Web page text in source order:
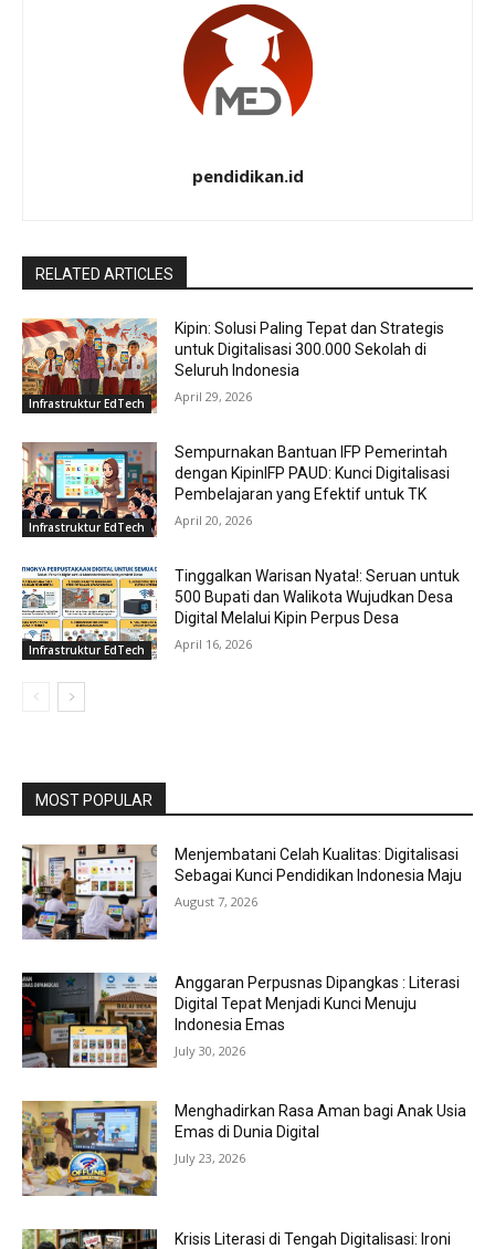
pendidikan.id
RELATED ARTICLES
Infrastruktur EdTech
Kipin: Solusi Paling Tepat dan Strategis
untuk Digitalisasi 300.000 Sekolah di
Seluruh Indonesia
April 29, 2026
Infrastruktur EdTech
Sempurnakan Bantuan IFP Pemerintah
dengan KipinIFP PAUD: Kunci Digitalisasi
Pembelajaran yang Efektif untuk TK
April 20, 2026
Infrastruktur EdTech
Tinggalkan Warisan Nyata!: Seruan untuk
500 Bupati dan Walikota Wujudkan Desa
Digital Melalui Kipin Perpus Desa
April 16, 2026
MOST POPULAR
Menjembatani Celah Kualitas: Digitalisasi
Sebagai Kunci Pendidikan Indonesia Maju
August 7, 2026
Anggaran Perpusnas Dipangkas : Literasi
Digital Tepat Menjadi Kunci Menuju
Indonesia Emas
July 30, 2026
Menghadirkan Rasa Aman bagi Anak Usia
Emas di Dunia Digital
July 23, 2026
Krisis Literasi di Tengah Digitalisasi: Ironi